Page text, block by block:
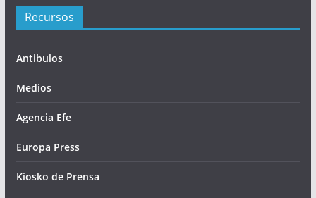
Recursos
Antibulos
Medios
Agencia Efe
Europa Press
Kiosko de Prensa